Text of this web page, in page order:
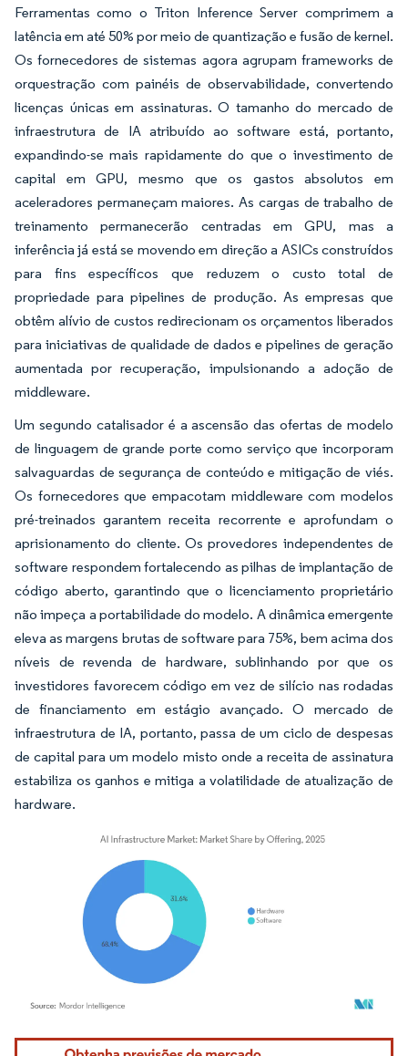
Ferramentas como o Triton Inference Server comprimem a
latência em até 50% por meio de quantização e fusão de kernel.
Os fornecedores de sistemas agora agrupam frameworks de
orquestração com painéis de observabilidade, convertendo
licenças únicas em assinaturas. O tamanho do mercado de
infraestrutura de IA atribuído ao software está, portanto,
expandindo-se mais rapidamente do que o investimento de
capital em GPU, mesmo que os gastos absolutos em
aceleradores permaneçam maiores. As cargas de trabalho de
treinamento permanecerão centradas em GPU, mas a
inferência já está se movendo em direção a ASICs construídos
para fins específicos que reduzem o custo total de
propriedade para pipelines de produção. As empresas que
obtêm alívio de custos redirecionam os orçamentos liberados
para iniciativas de qualidade de dados e pipelines de geração
aumentada por recuperação, impulsionando a adoção de
middleware.
Um segundo catalisador é a ascensão das ofertas de modelo
de linguagem de grande porte como serviço que incorporam
salvaguardas de segurança de conteúdo e mitigação de viés.
Os fornecedores que empacotam middleware com modelos
pré-treinados garantem receita recorrente e aprofundam o
aprisionamento do cliente. Os provedores independentes de
software respondem fortalecendo as pilhas de implantação de
código aberto, garantindo que o licenciamento proprietário
não impeça a portabilidade do modelo. A dinâmica emergente
eleva as margens brutas de software para 75%, bem acima dos
níveis de revenda de hardware, sublinhando por que os
investidores favorecem código em vez de silício nas rodadas
de financiamento em estágio avançado. O mercado de
infraestrutura de IA, portanto, passa de um ciclo de despesas
de capital para um modelo misto onde a receita de assinatura
estabiliza os ganhos e mitiga a volatilidade de atualização de
hardware.
Imagem © Mordor Intelligence. O reuso requer atribuição conforme CC BY 4.0.